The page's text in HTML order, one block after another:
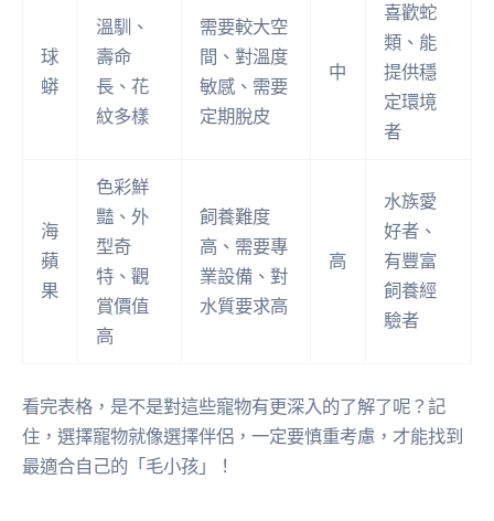
球
蟒
溫馴、
壽命
長、花
紋多樣
需要較大空
間、對溫度
敏感、需要
定期脫皮
中
喜歡蛇
類、能
提供穩
定環境
者
海
蘋
果
色彩鮮
豔、外
型奇
特、觀
賞價值
高
飼養難度
高、需要專
業設備、對
水質要求高
高
水族愛
好者、
有豐富
飼養經
驗者
看完表格，是不是對這些寵物有更深入的了解了呢？記
住，選擇寵物就像選擇伴侶，一定要慎重考慮，才能找到
最適合自己的「毛小孩」！